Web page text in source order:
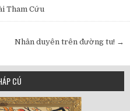
Tham Cứu
Nhân duyên trên đường tu! →
CÚ